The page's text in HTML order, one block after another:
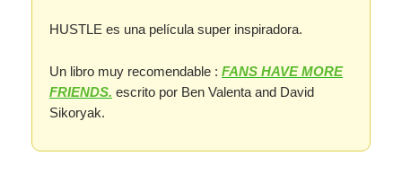
HUSTLE es una película super inspiradora.
Un libro muy recomendable : FANS HAVE MORE
FRIENDS. escrito por Ben Valenta and David
Sikoryak.